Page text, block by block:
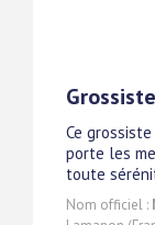
Ce
porte les
toute
Nom officiel :